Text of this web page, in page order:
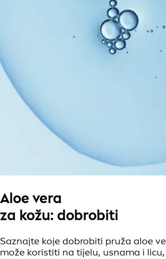
Aloe vera
za kožu: dobrobiti
Saznajte koje dobrobiti pruža aloe
može koristiti na tijelu, usnama i